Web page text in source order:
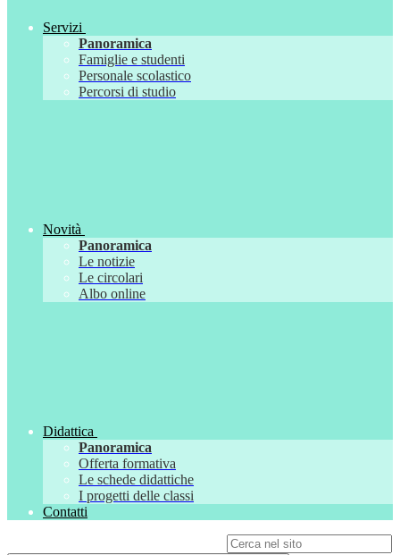
Servizi
Panoramica
Famiglie e studenti
Personale scolastico
Percorsi di studio
Novità
Panoramica
Le notizie
Le circolari
Albo online
Didattica
Panoramica
Offerta formativa
Le schede didattiche
I progetti delle classi
Contatti